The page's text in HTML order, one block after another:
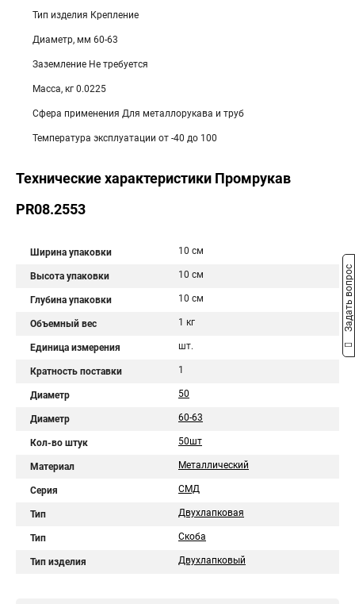
Тип изделия Крепление
Диаметр, мм 60-63
Заземление Не требуется
Масса, кг 0.0225
Сфера применения Для металлорукава и труб
Температура эксплуатации от -40 до 100
Технические характеристики Промрукав
PR08.2553
Ширина упаковки 10 см
Высота упаковки 10 см
Глубина упаковки 10 см
Объемный вес 1 кг
Единица измерения шт.
Кратность поставки 1
Диаметр 50
Диаметр 60-63
Кол-во штук 50шт
Материал Металлический
Серия СМД
Тип Двухлапковая
Тип Скоба
Тип изделия Двухлапковый
Задать вопрос